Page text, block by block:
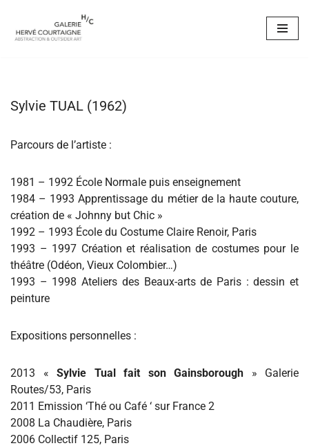
Aller
Sylvie TUAL (1962)
Parcours de l’artiste :
1981 – 1992 École Normale puis enseignement
1984 – 1993 Apprentissage du métier de la haute couture,
création de « Johnny but Chic »
1992 – 1993 École du Costume Claire Renoir, Paris
1993 – 1997 Création et réalisation de costumes pour le
théâtre (Odéon, Vieux Colombier…)
1993 – 1998 Ateliers des Beaux-arts de Paris : dessin et
peinture
Expositions personnelles :
2013 « Sylvie Tual fait son Gainsborough » Galerie
Routes/53, Paris
2011 Emission ‘Thé ou Café ‘ sur France 2
2008 La Chaudière, Paris
2006 Collectif 125, Paris